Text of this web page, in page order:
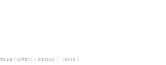
на тортата - епизод 7, сезон 1